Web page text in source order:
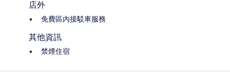
店外
免費區內接駁車服務
其他資訊
禁煙住宿